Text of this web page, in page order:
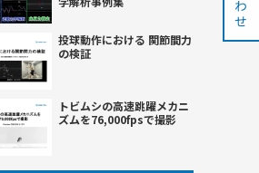
投球動作における 関節間力
の検証
トビムシの高速跳躍メカニ
ズムを76,000fpsで撮影